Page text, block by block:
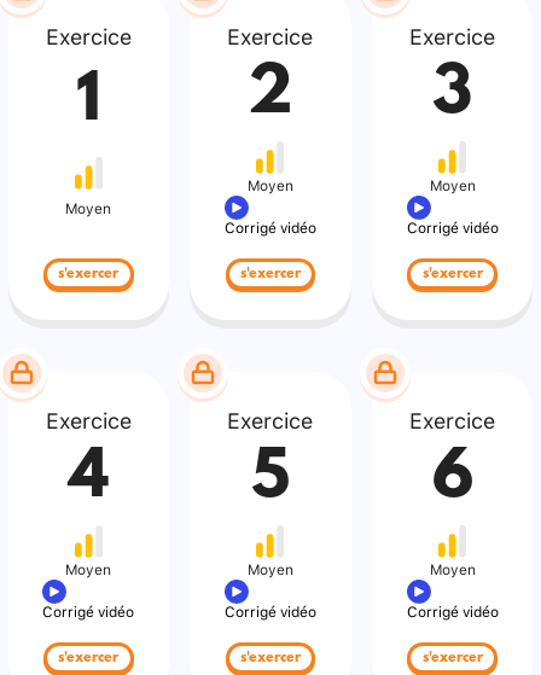
Exercice
1
Moyen
s'exercer
Exercice
2
Moyen
Corrigé vidéo
s'exercer
Exercice
3
Moyen
Corrigé vidéo
s'exercer
Exercice
4
Moyen
Corrigé vidéo
s'exercer
Exercice
5
Moyen
Corrigé vidéo
s'exercer
Exercice
6
Moyen
Corrigé vidéo
s'exercer